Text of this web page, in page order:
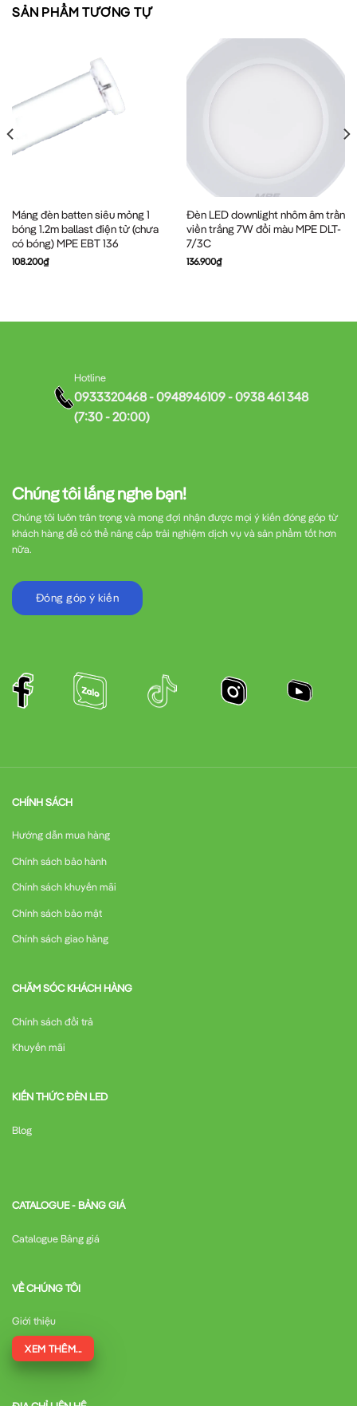
SẢN PHẨM TƯƠNG TỰ
Máng đèn batten siêu mỏng 1
bóng 1.2m ballast điện tử (chưa
có bóng) MPE EBT 136
108.200₫
Đèn LED downlight nhôm âm trần
viền trắng 7W đổi màu MPE DLT-
7/3C
136.900₫
Chúng tôi lắng nghe bạn!
Chúng tôi luôn trân trọng và mong đợi nhận được mọi ý kiến đóng góp từ
khách hàng để có thể nâng cấp trải nghiệm dịch vụ và sản phẩm tốt hơn
nữa.
Đóng góp ý kiến
Hotline
0933320468 - 0948946109 - 0938 461 348
(7:30 - 20:00)
CHÍNH SÁCH
Hướng dẫn mua hàng
Chính sách bảo hành
Chính sách khuyến mãi
Chính sách bảo mật
Chính sách giao hàng
CHĂM SÓC KHÁCH HÀNG
Chính sách đổi trả
Khuyến mãi
KIẾN THỨC ĐÈN LED
Blog
CATALOGUE - BẢNG GIÁ
Catalogue Bảng giá
VỀ CHÚNG TÔI
Giới thiệu
XEM THÊM...